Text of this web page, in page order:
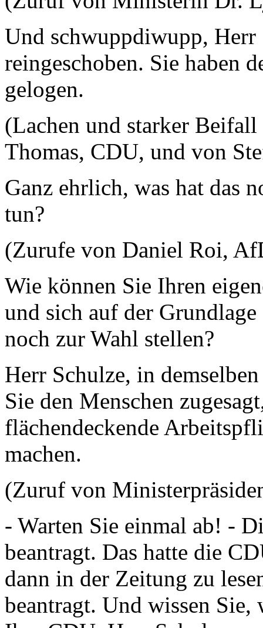
Und schwuppdiwupp, Herr
reingeschoben. Sie haben
gelogen.
(Lachen und starker
Thomas, CDU, und von
Ganz ehrlich, was hat das
tun?
(Zurufe von Daniel Roi,
Wie können Sie Ihren
und sich auf der Grundlage
noch zur Wahl stellen?
Herr Schulze, in
Sie den Menschen
flächendeckende
machen.
(Zuruf von
- Warten Sie einmal ab! -
beantragt. Das hatte die
dann in der Zeitung zu
beantragt. Und wissen Sie,